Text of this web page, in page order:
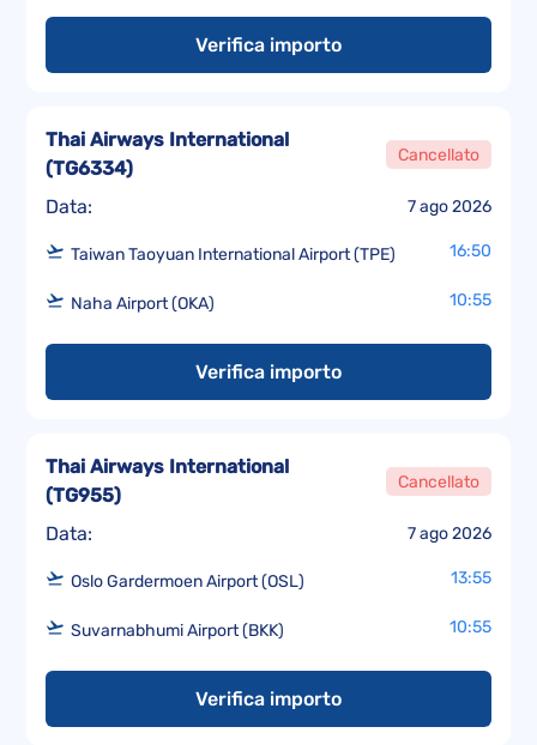
Verifica importo
Data: 7 ago 2026
Thai Airways International
(TG6334)
Cancellato
Taiwan Taoyuan International Airport (TPE) 16:50
Naha Airport (OKA) 10:55
Verifica importo
Data: 7 ago 2026
Thai Airways International
(TG955)
Cancellato
Oslo Gardermoen Airport (OSL) 13:55
Suvarnabhumi Airport (BKK) 10:55
Verifica importo